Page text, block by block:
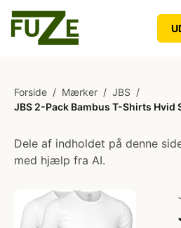
Forside / Mærker / JBS /
JBS 2-Pack Bambus T-Shirts Hvid
Dele af indholdet på denne
med hjælp fra AI.